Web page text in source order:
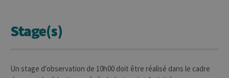
Stage(s)
Un stage d'observation de 10h00 doit être réalisé dans le cadre